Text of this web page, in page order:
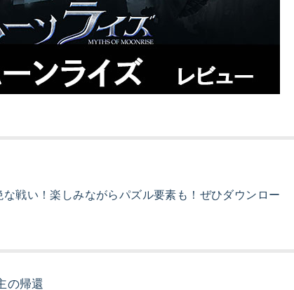
戦い！楽しみながらパズル要素も！ぜひダウンロー
の帰還